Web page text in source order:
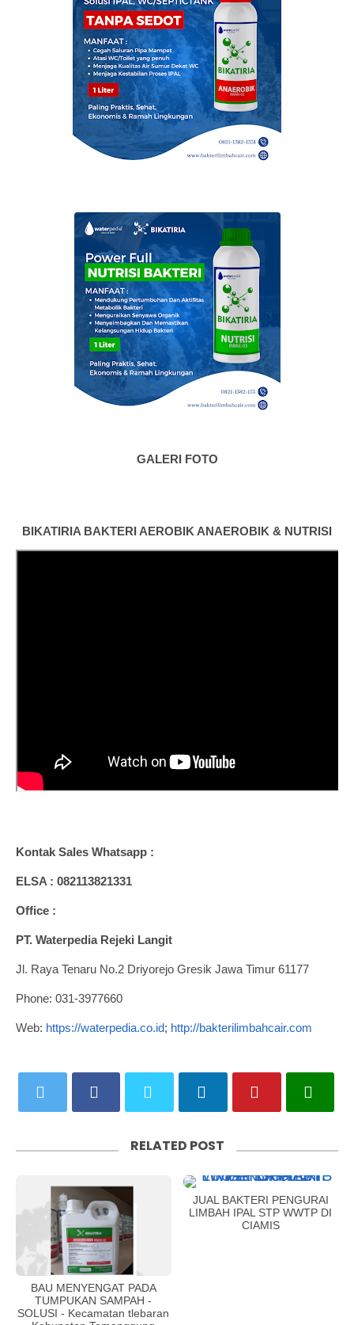
GALERI FOTO
BIKATIRIA BAKTERI AEROBIK ANAEROBIK & NUTRISI
Kontak Sales Whatsapp :
ELSA : 082113821331
Office :
PT. Waterpedia Rejeki Langit
Jl. Raya Tenaru No.2 Driyorejo Gresik Jawa Timur 61177
Phone: 031-3977660
Web: https://waterpedia.co.id; http://bakterilimbahcair.com
RELATED POST
BAU MENYENGAT PADA
TUMPUKAN SAMPAH -
SOLUSI - Kecamatan tlebaran
JUAL BAKTERI PENGURAI
LIMBAH IPAL STP WWTP DI
CIAMIS